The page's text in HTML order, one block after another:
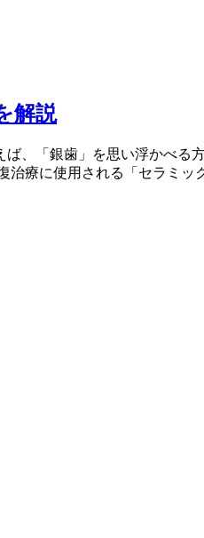
解説
、「銀歯」を思い浮かべる
療に使用される「セラミッ